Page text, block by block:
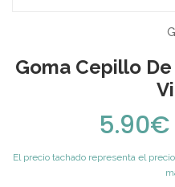
Goma Cepillo
5.90€
El precio tachado representa el